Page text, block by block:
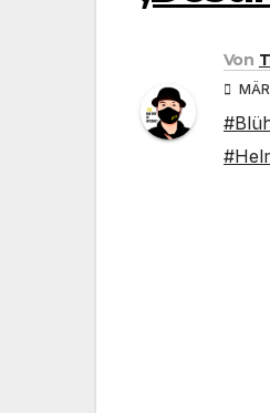
Von